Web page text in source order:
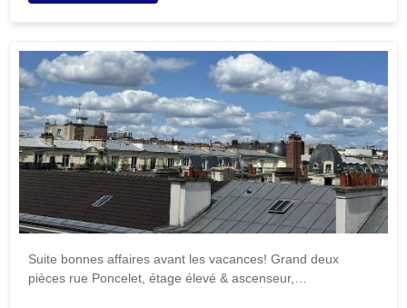
Suite bonnes affaires avant les vacances! Grand deux
pièces rue Poncelet, étage élevé & ascenseur,…